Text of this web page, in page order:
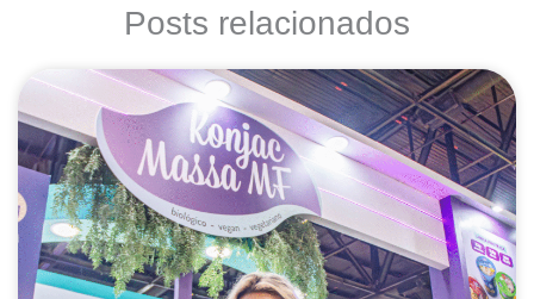
Posts relacionados